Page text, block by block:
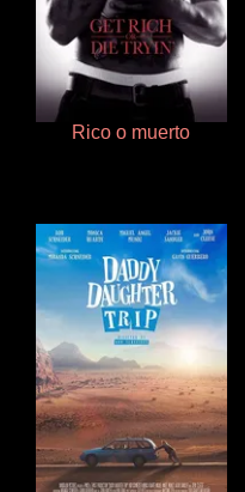
Rico o muerto